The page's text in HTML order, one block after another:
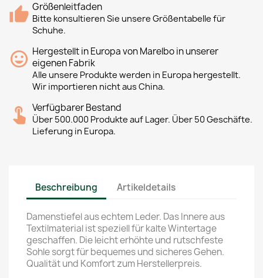
Größenleitfaden
Bitte konsultieren Sie unsere Größentabelle für
Schuhe.
Hergestellt in Europa von Marelbo in unserer
eigenen Fabrik
Alle unsere Produkte werden in Europa hergestellt.
Wir importieren nicht aus China.
Verfügbarer Bestand
Über 500.000 Produkte auf Lager. Über 50 Geschäfte.
Lieferung in Europa.
Beschreibung Artikeldetails
Damenstiefel aus echtem Leder. Das Innere aus
Textilmaterial ist speziell für kalte Wintertage
geschaffen. Die leicht erhöhte und rutschfeste
Sohle sorgt für bequemes und sicheres Gehen.
Qualität und Komfort zum Herstellerpreis.